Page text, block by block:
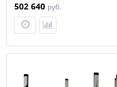
502 640 руб.